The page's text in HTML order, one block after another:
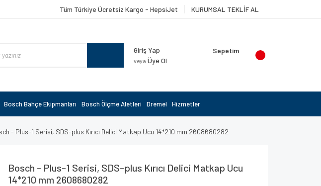
Tüm Türkiye Ücretsiz Kargo - HepsiJet KURUMSAL TEKLİF AL
Giriş Yap
veya Üye Ol
Sepetim
Bosch Bahçe Ekipmanları Bosch Ölçme Aletleri Dremel Hizmetler
- Plus-1 Serisi, SDS-plus Kırıcı Delici Matkap Ucu 14*210 mm 2608680282
Bosch - Plus-1 Serisi, SDS-plus Kırıcı Delici Matkap Ucu
14*210 mm 2608680282